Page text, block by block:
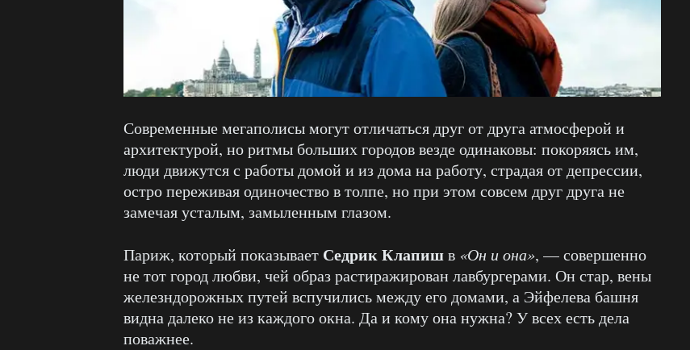
Современные мегаполисы могут отличаться друг от друга атмосферой и
архитектурой, но ритмы больших городов везде одинаковы: покоряясь им,
люди движутся с работы домой и из дома на работу, страдая от депрессии,
остро переживая одиночество в толпе, но при этом совсем друг друга не
замечая усталым, замыленным глазом.
Париж, который показывает Седрик Клапишв «Он и она», — совершенно
не тот город любви, чей образ растиражирован лавбургерами. Он стар, вены
железндорожных путей вспучились между его домами, а Эйфелева башня
видна далеко не из каждого окна. Да и кому она нужна? У всех есть дела
поважнее.